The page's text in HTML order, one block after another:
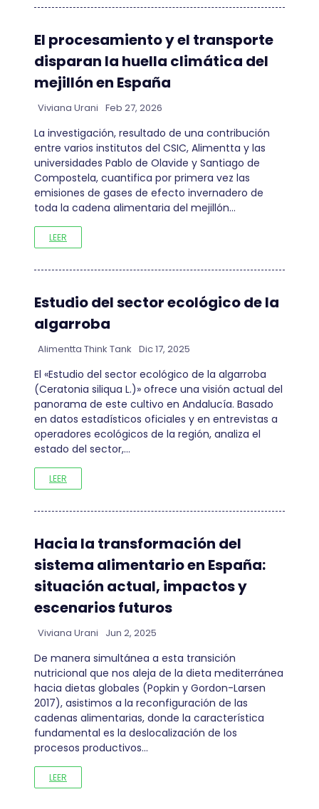
El procesamiento y el transporte
disparan la huella climática del
mejillón en España
Viviana Urani Feb 27, 2026
La investigación, resultado de una contribución
entre varios institutos del CSIC, Alimentta y las
universidades Pablo de Olavide y Santiago de
Compostela, cuantifica por primera vez las
emisiones de gases de efecto invernadero de
toda la cadena alimentaria del mejillón…
LEER
Estudio del sector ecológico de la
algarroba
Alimentta Think Tank Dic 17, 2025
El «Estudio del sector ecológico de la algarroba
(Ceratonia siliqua L.)» ofrece una visión actual del
panorama de este cultivo en Andalucía. Basado
en datos estadísticos oficiales y en entrevistas a
operadores ecológicos de la región, analiza el
estado del sector,…
LEER
Hacia la transformación del
sistema alimentario en España:
situación actual, impactos y
escenarios futuros
Viviana Urani Jun 2, 2025
De manera simultánea a esta transición
nutricional que nos aleja de la dieta mediterránea
hacia dietas globales (Popkin y Gordon-Larsen
2017), asistimos a la reconfiguración de las
cadenas alimentarias, donde la característica
fundamental es la deslocalización de los
procesos productivos…
LEER